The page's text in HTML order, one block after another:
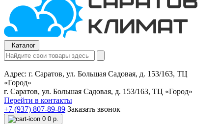
Каталог
Адрес: г. Саратов, ул. Большая Садовая, д. 153/163, ТЦ
«Город»
г. Саратов, ул. Большая Садовая, д. 153/163, ТЦ «Город»
Перейти в контакты
+7 (937) 807-89-89 Заказать звонок
0 0 р.